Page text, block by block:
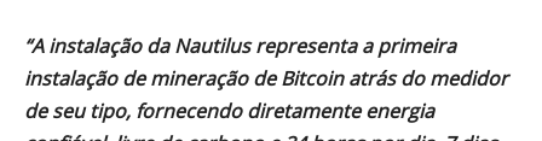
“A instalação da Nautilus representa a primeira
instalação de mineração de Bitcoin atrás do medidor
de seu tipo, fornecendo diretamente energia